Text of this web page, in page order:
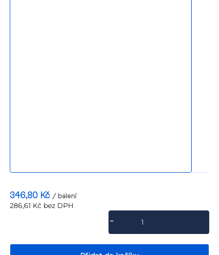
346,80 Kč / balení
286,61 Kč bez DPH